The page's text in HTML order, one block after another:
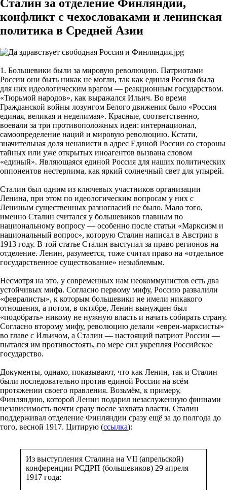
Сталин за отделение Финляндии,
конфликт с чехословаками и ленинская
политика в Средней Азии
1. Большевики были за мировую революцию. Патриотами
России они быть никак не могли, так как единая Россия была
для них идеологическим врагом — реакционным государством.
«Тюрьмой народов», как выражался Ильич. Во время
Гражданской войны лозунгом Белого движения было «Россия
единая, великая и неделимая». Красные, соответственно,
воевали за три противоположных идеи: интернационал,
самоопределение наций и мировую революцию. Кстати,
значительная доля ненависти в адрес Единой России со стороны
тайных или уже открытых иноагентов вызвана словом
«единый». Являющаяся единой Россия для наших политических
оппонентов нестерпима, как яркий солнечный свет для упырей.
Сталин был одним из ключевых участников организации
Ленина, при этом по идеологическим вопросам у них с
Лениным существенных разногласий не было. Мало того,
именно Сталин считался у большевиков главным по
национальному вопросу — особенно после статьи «Марксизм и
национальный вопрос», которую Сталин написал в Австрии в
1913 году. В той статье Сталин выступал за право регионов на
отделение. Ленин, разумеется, тоже считал право на «отдельное
государственное существование» незыблемым.
Несмотря на это, у современных нам неокоммунистов есть два
устойчивых мифа. Согласно первому мифу, Россию развалили
«февралисты», к которым большевики не имели никакого
отношения, а потом, в октябре, Ленин вынужден был
«подобрать» никому не нужную власть и начать собирать страну.
Согласно второму мифу, революцию делали «евреи-марксисты»
во главе с Ильичом, а Сталин — настоящий патриот России —
пытался им противостоять, по мере сил укрепляя Российское
государство.
Документы, однако, показывают, что как Ленин, так и Сталин
были последовательно против единой России на всём
протяжении своего правления. Возьмём, к примеру,
Финляндию, которой Ленин подарил незаслуженную финнами
независимость почти сразу после захвата власти. Сталин
поддерживал отделение Финляндии сразу ещё за до полгода до
того, весной 1917. Цитирую (ссылка):
Из выступления Сталина на VII (апрельской)
конференции РСДРП (большевиков) 29 апреля
1917 года: